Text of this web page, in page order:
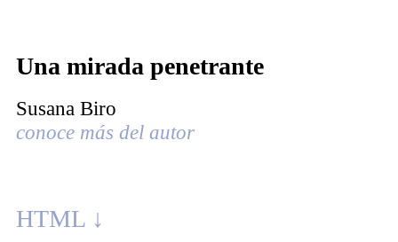
Una mirada penetrante
Susana Biro
conoce más del autor
HTML ↓